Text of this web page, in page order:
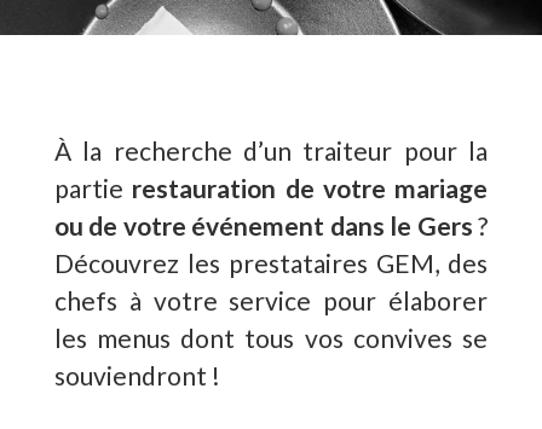
À la recherche d’un traiteur pour la
partie restauration de votre mariage
ou de votre événement dans le Gers ?
Découvrez les prestataires GEM, des
chefs à votre service pour élaborer
les menus dont tous vos convives se
souviendront !